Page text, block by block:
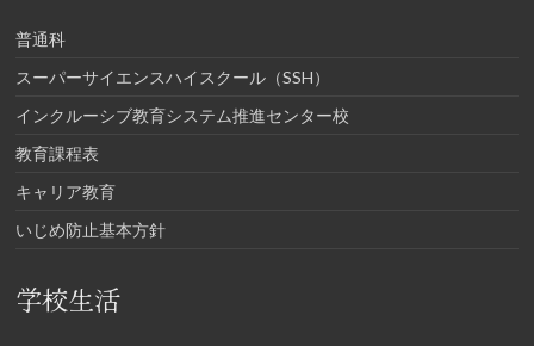
普通科
スーパーサイエンスハイスクール（SSH）
インクルーシブ教育システム推進センター校
教育課程表
キャリア教育
いじめ防止基本方針
学校生活